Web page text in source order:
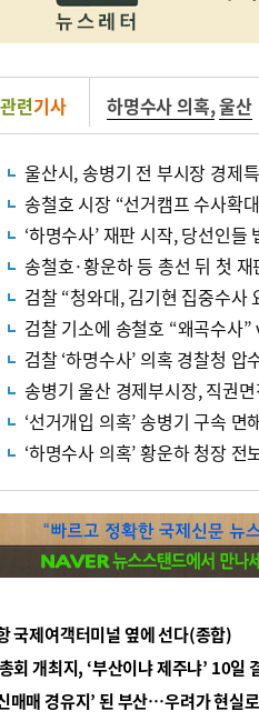
관련기사 하명수사 의혹,울산
울산시, 송병기 전 부시장 경제
송철호 시장 “선거캠프 수사확
‘하명수사’ 재판 시작, 당선인들
송철호·황운하 등 총선 뒤 첫 재
검찰 “청와대, 김기현 집중수
검찰 기소에 송철호 “왜곡수사
검찰 ‘하명수사’ 의혹 경찰청 압
송병기 울산 경제부시장, 직권
‘선거개입 의혹’ 송병기 구속 면
‘하명수사 의혹’ 황운하 청장
국제여객터미널 옆에 선다(종합)
개최지, ‘부산이냐 제주냐’ 10일
매매 경유지’ 된 부산…우려가 현실로